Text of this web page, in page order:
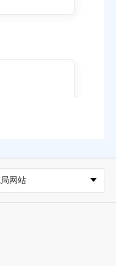
通运输噪声污
周围居民生
网站